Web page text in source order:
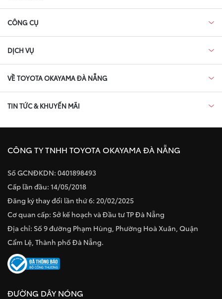
CÔNG CỤ
DỊCH VỤ
VỀ TOYOTA OKAYAMA ĐÀ NẴNG
TIN TỨC & KHUYẾN MÃI
CÔNG TY TNHH TOYOTA OKAYAMA ĐÀ NẴNG
Số GCNĐKDN: 0401898493
Cấp lần đầu: 14/05/2018
Đăng ký thay đổi lần thứ 6: 20/02/2025
Cơ quan cấp: Sở kế hoạch và Đầu tư TP Đà Nẵng
Địa chỉ: Số 9 đường Phạm Hùng, Phường Hoà Xuân, Quận
Cẩm Lệ, Thành phố Đà Nẵng.
ĐƯỜNG DÂY NÓNG